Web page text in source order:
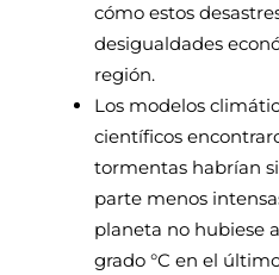
cómo estos
desigualdades
región.
Los modelos
científicos
tormentas habrían
parte menos
planeta no hubiese
grado °C en el